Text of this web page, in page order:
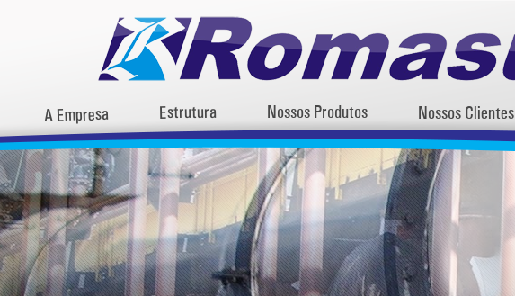
A Empresa Estrutura Nossos Produtos Nossos Clientes